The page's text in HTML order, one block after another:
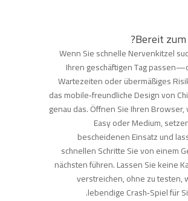
Bereit zum
Wenn Sie schnelle Nervenkitzel
Ihren geschäftigen Tag
Wartezeiten oder übermäßiges
das mobile‑freundliche Design von
genau das. Öffnen Sie Ihren Browser,
Easy oder Medium,
bescheidenen Einsatz und
schnellen Schritte Sie von einem
nächsten führen. Lassen Sie keine
verstreichen, ohne zu testen,
lebendige Crash‑Spiel für